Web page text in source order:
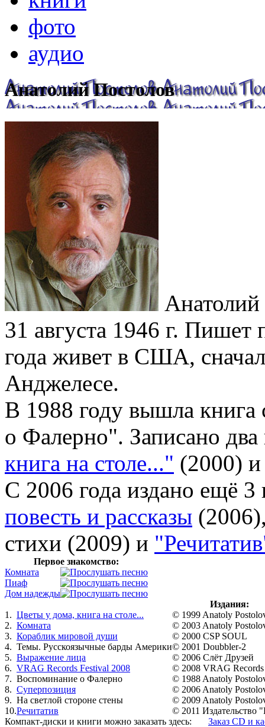
фото
аудио
Анатолий Постолов
Анатолий
31 августа 1946 г. Пишет
года живет в США,
Анджелесе.
В 1988 году вышла книга
о Фалерно". Записано
книга на столе..." (2000)
С 2006 года издано ещё
повесть и рассказы
стихи (2009) и
Первое знакомство:
Комната
Пиаф
Дом надежды
Издания:
1. Цветы у дома, книга на столе...
© 1999 Anatoly
2. Комната
© 2003 Anatoly
3. Кораблик мировой души
© 2000 CSP SOUL
4. Темы. Русскоязычные барды Америки© 2001 Doubbler-2
5. Выражение лица
© 2006 Слёт Друзей
6. VRAG Records Festival 2008
© 2008 VRAG Records
7. Воспоминание о Фалерно
© 1988 Anatoly
8. Суперпозиция
© 2006 Anatoly
9. На светлой стороне стены
© 2009 Anatoly
10.Речитатив
© 2011 Издательство
Компакт-диски и книги можно заказать здесь:
Заказ CD и